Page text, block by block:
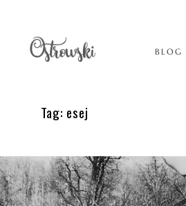
BLOG
Tag: esej